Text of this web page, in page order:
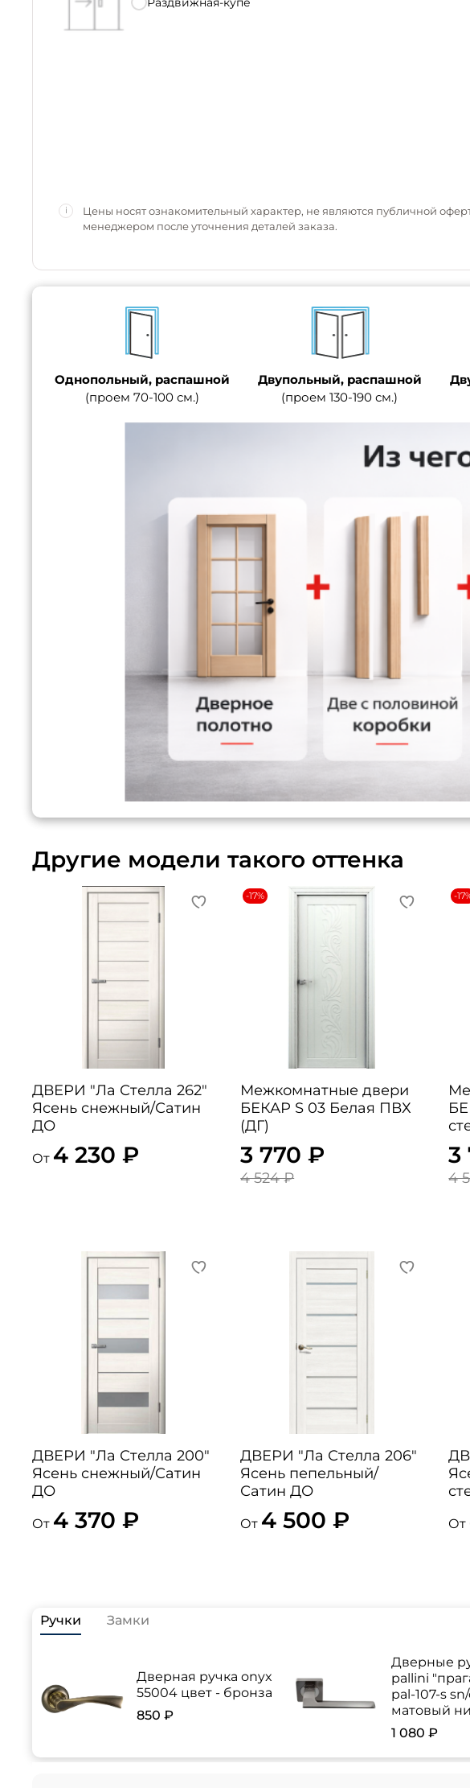
i
Цены носят ознакомительный характер, не являются публичной
менеджером после уточнения деталей заказа.
Однопольный, распашной
(проем 70-100 см.)
Двупольный, распашной
(проем 130-190 см.)
Другие модели такого оттенка
ДВЕРИ "Ла Стелла 262"
Ясень снежный/Сатин
ДО
От 4 230 ₽
-17%
Межкомнатные двери
БЕКАР S 03 Белая ПВХ
(ДГ)
3 770 ₽
4 524 ₽
-
3
4
ДВЕРИ "Ла Стелла 200"
Ясень снежный/Сатин
ДО
От 4 370 ₽
ДВЕРИ "Ла Стелла 206"
Ясень пепельный/
Сатин ДО
От 4 500 ₽ От
Ручки Замки
Дверная ручка onyx
55004 цвет - бронза
850 ₽
Дверные
pallini
pal-107-s
матовый
1 080 ₽